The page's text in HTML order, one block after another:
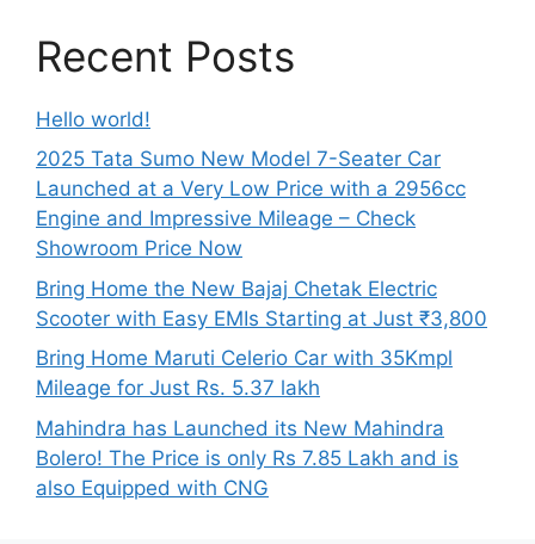
Recent Posts
Hello world!
2025 Tata Sumo New Model 7-Seater Car
Launched at a Very Low Price with a 2956cc
Engine and Impressive Mileage – Check
Showroom Price Now
Bring Home the New Bajaj Chetak Electric
Scooter with Easy EMIs Starting at Just ₹3,800
Bring Home Maruti Celerio Car with 35Kmpl
Mileage for Just Rs. 5.37 lakh
Mahindra has Launched its New Mahindra
Bolero! The Price is only Rs 7.85 Lakh and is
also Equipped with CNG